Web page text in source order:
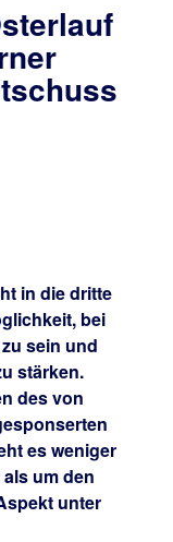
in die dritte
bei
sein und
stärken.
des von
es weniger
um den
unter